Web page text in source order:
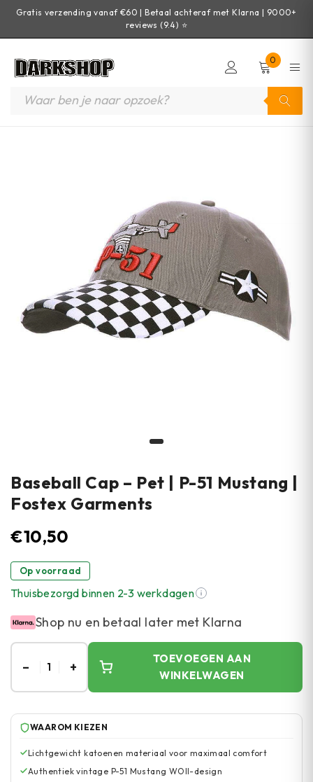
Gratis verzending vanaf €60 | Betaal achteraf met Klarna | 9000+
reviews (9.4) ⭐
0
Baseball Cap – Pet | P-51 Mustang |
Fostex Garments
€10,50
Op voorraad
Thuisbezorgd binnen 2-3 werkdagen
Shop nu en betaal later met Klarna
– 1 +
TOEVOEGEN AAN
WINKELWAGEN
WAAROM KIEZEN
Lichtgewicht katoenen materiaal voor maximaal comfort
Authentiek vintage P-51 Mustang WOII-design